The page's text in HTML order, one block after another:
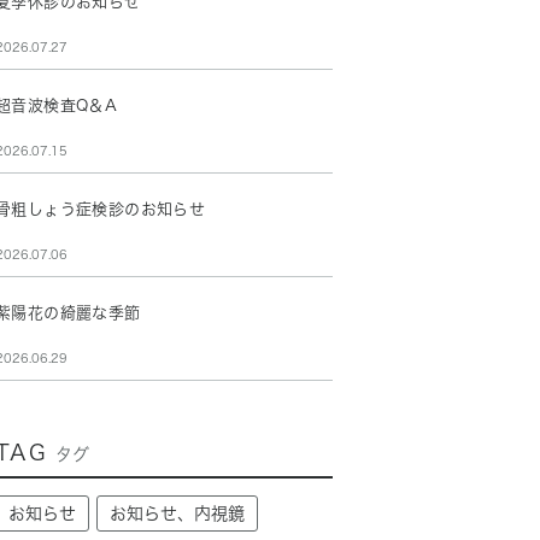
音波検査Q＆A
粗しょう症検診のお知らせ
陽花の綺麗な季節
タグ
お知らせ お知らせ、内視鏡